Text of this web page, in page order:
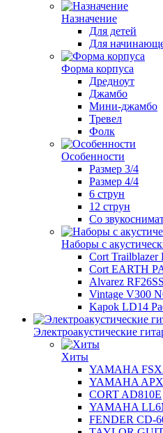
Назначение
Для детей
Для
Форма корпуса
Дредноут
Джамбо
Мини-джамбо
Тревел
Фолк
Особенности
Размер 3/4
Размер 4/4
6 струн
12 струн
Со
Наборы с
Cort Trailblazer
Cort EARTH
Alvarez
Vintage V300
Kapok LD14
Электроакустические
Хиты
YAMAHA
YAMAHA
CORT AD810E
YAMAHA
FENDER CD-